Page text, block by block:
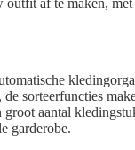
af te maken,
sorteerfuncties
aantal
garderobe.